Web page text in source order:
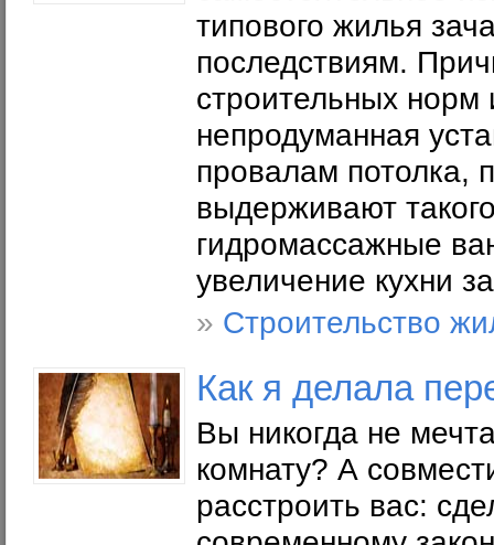
типового жилья
последствиям.
строительных
непродуманная
провалам потолка,
выдерживают
гидромассажные
увеличение кухни
» Строительство
Как я делала
Вы никогда не
комнату? А
расстроить вас: